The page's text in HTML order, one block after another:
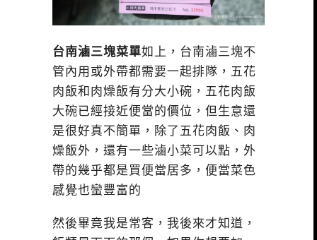
台南滷三塊菜單如上，台南滷三塊不
管內用或外帶都需要一起排隊，五花
肉飯和肉燥飯有分大小碗，五花肉飯
大碗已經接近便當的價位，但生意還
是很好真不簡單，除了五花肉飯、肉
燥飯外，還有一些滷小菜可以點，外
帶的幾乎都是買便當居多，便當菜色
感覺也蠻豐富的
然後畢竟我是常客，我後來才知道，